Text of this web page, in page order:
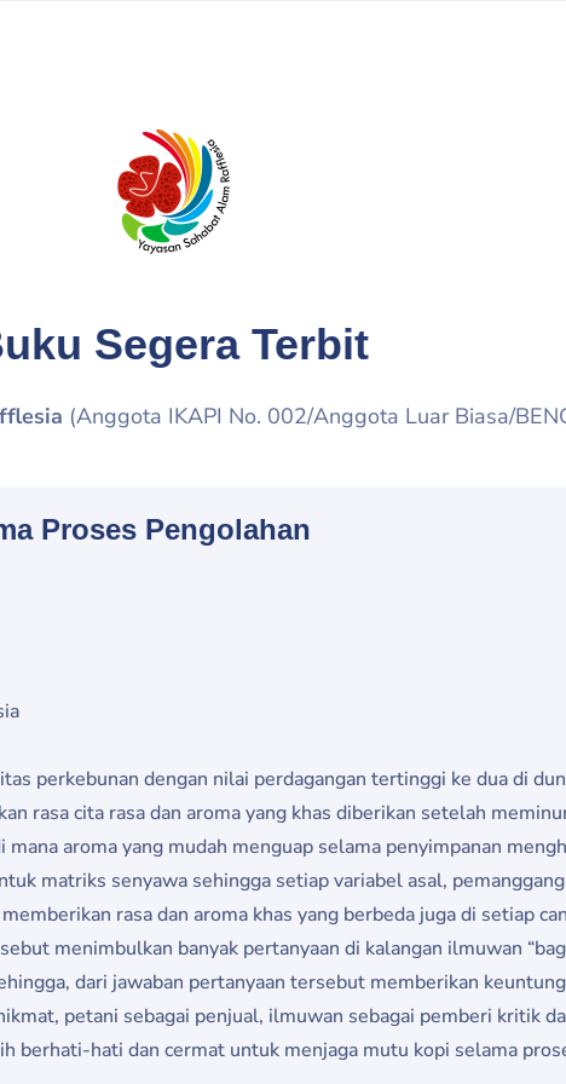
Segera Terbit
(Anggota IKAPI No. 002/Anggota Luar Biasa/
Proses Pengolahan
perkebunan dengan nilai perdagangan tertinggi ke dua di
rasa cita rasa dan aroma yang khas diberikan setelah
aroma yang mudah menguap selama penyimpanan
matriks senyawa sehingga setiap variabel asal,
rasa dan aroma khas yang berbeda juga di setiap
menimbulkan banyak pertanyaan di kalangan ilmuwan
dari jawaban pertanyaan tersebut memberikan
petani sebagai penjual, ilmuwan sebagai pemberi kritik
berhati-hati dan cermat untuk menjaga mutu kopi selama